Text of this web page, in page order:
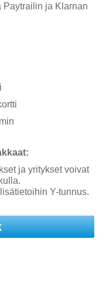
Paytrailin ja Klarnan
ja yritykset voivat
Y-tunnus.